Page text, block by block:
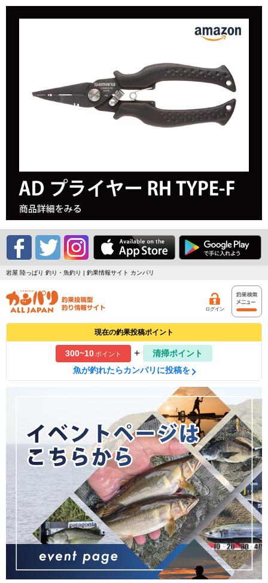
岩屋 陸っぱり 釣り・魚釣り | 釣果情報サイト カンパリ
ログイン
現在の釣果投稿ポイント
300~10ポイント +
清掃ポイント
魚が釣れたらカンパリに投稿を